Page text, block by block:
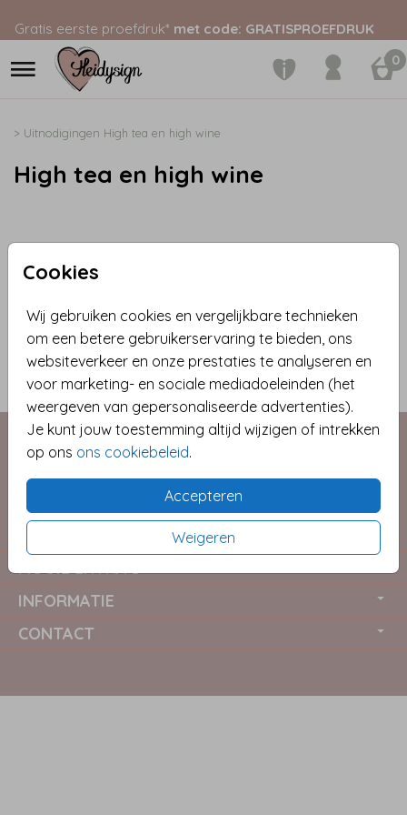
Gratis eerste proefdruk* met code: GRATISPROEFDRUK
0
Cookies
Wij gebruiken cookies en vergelijkbare technieken
om een betere gebruikerservaring te bieden, ons
websiteverkeer en onze prestaties te analyseren en
voor marketing- en sociale mediadoeleinden (het
weergeven van gepersonaliseerde advertenties).
Je kunt jouw toestemming altijd wijzigen of intrekken
op ons ons cookiebeleid.
Accepteren
Weigeren
> Uitnodigingen High tea en high wine
High tea en high wine
MOOIE EXTRA'S
INFORMATIE
CONTACT